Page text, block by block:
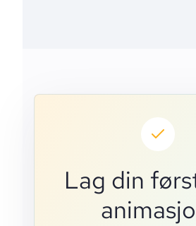
Lag din